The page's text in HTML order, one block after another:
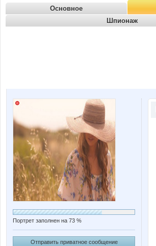
Основное
Шпионаж
Портрет заполнен на 73 %
Отправить приватное сообщение